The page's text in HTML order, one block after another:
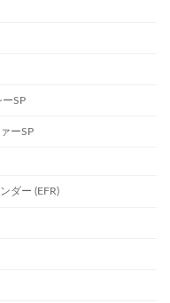
SP
ーSP
ダー (EFR)